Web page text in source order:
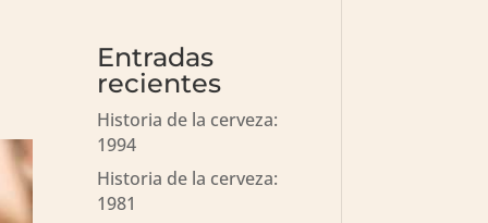
Entradas
recientes
Historia de la cerveza:
1994
Historia de la cerveza:
1981